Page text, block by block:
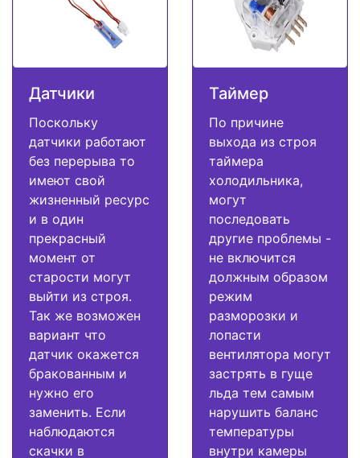
Датчики
Поскольку
датчики работают
без перерыва то
имеют свой
жизненный ресурс
и в один
прекрасный
момент от
старости могут
выйти из строя.
Так же возможен
вариант что
датчик окажется
бракованным и
нужно его
заменить. Если
наблюдаются
скачки в
Таймер
По причине
выхода из строя
таймера
холодильника,
могут
последовать
другие проблемы -
не включится
должным образом
режим
разморозки и
лопасти
вентилятора могут
застрять в гуще
льда тем самым
нарушить баланс
температуры
внутри камеры